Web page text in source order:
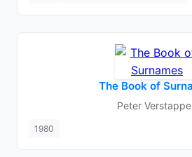
The Book of
Peter
1980